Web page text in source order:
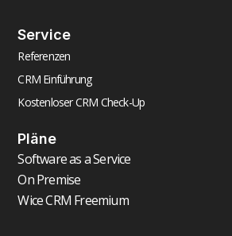
Service
Referenzen
CRM Einführung
Kostenloser CRM Check-Up
Pläne
Software as a Service
On Premise
Wice CRM Freemium